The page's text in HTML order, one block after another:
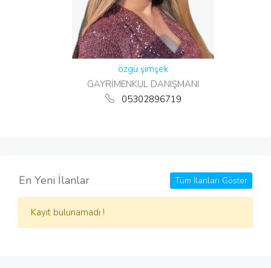
özgü şimşek
GAYRİMENKUL DANIŞMANI
05302896719
En Yeni İlanlar Tüm İlanları Göster
Kayıt bulunamadı !